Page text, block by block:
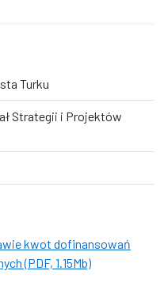
Turku
Strategii i Projektów
kwot dofinansowań
(PDF, 1.15Mb)